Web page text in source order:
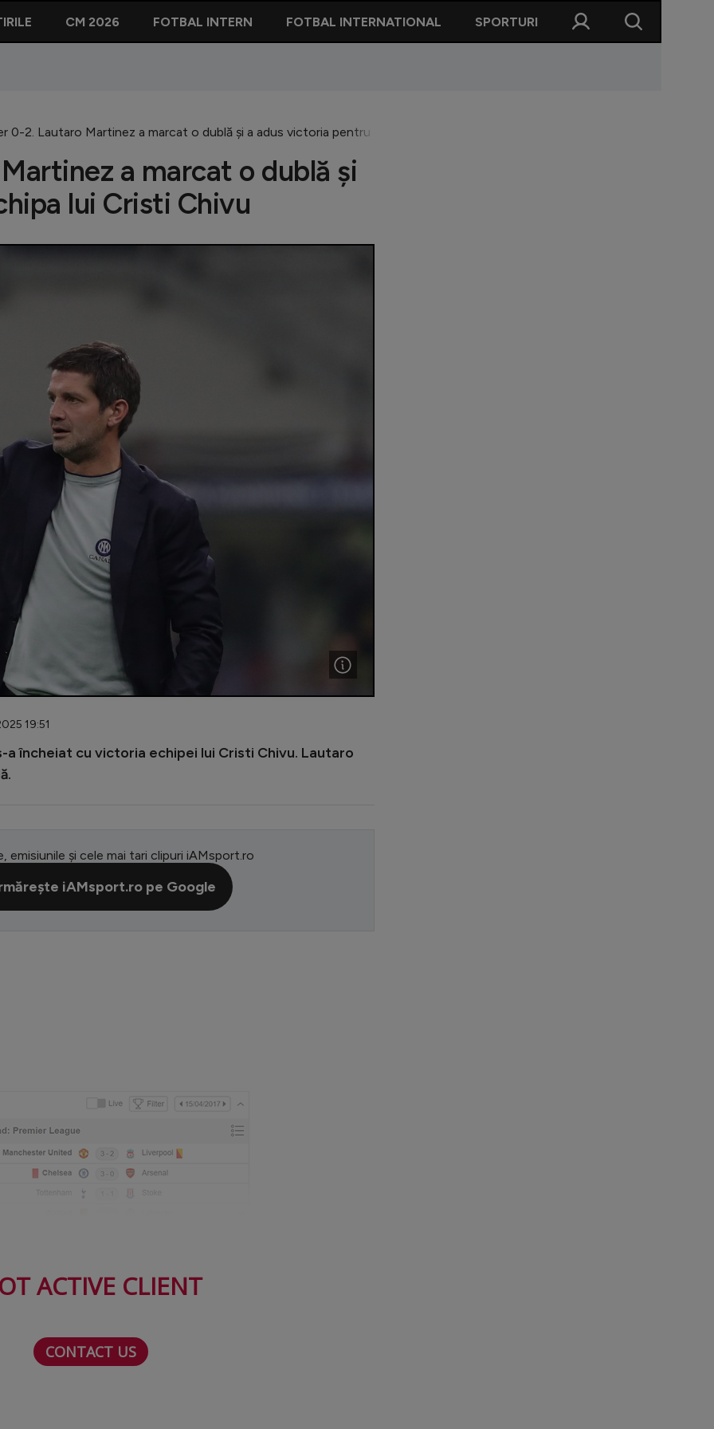
CM 2026 FOTBAL INTERN FOTBAL INTERNATIONAL SPORTURI
0-2. Lautaro Martinez a marcat o dublă și a adus victoria pentru echipa lui Cristi Chivu
a marcat o dublă și
lui Cristi Chivu
19:51
a încheiat cu victoria echipei lui Cristi Chivu. Lautaro
emisiunile și cele mai tari clipuri iAMsport.ro
iAMsport.ro pe Google
ACTIVE CLIENT
CONTACT US